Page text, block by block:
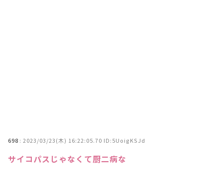
698 : 2023/03/23(木) 16:22:05.70 ID:5UoigKSJd
サイコパスじゃなくて厨二病な